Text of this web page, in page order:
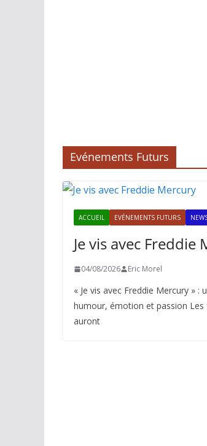
Evénements Futurs
ACCUEIL EVÉNEMENTS FUTURS
Je vis avec Freddie
04/08/2026 Eric Morel
« Je vis avec Freddie Mercury » :
humour, émotion et passion Les
auront